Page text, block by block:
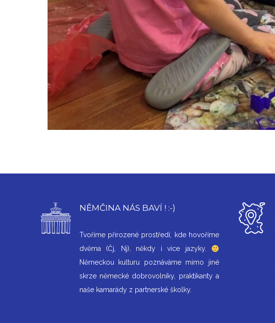
NĚMČINA NÁS BAVÍ ! :-)
Tvoříme přirozené prostředí, kde hovoříme
dvěma (Čj, Nj), někdy i více jazyky.
Německou kulturu poznáváme mimo jiné
skrze německé dobrovolníky, praktikanty a
naše kamarády z partnerské školky.